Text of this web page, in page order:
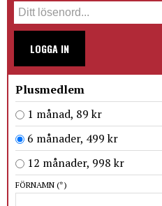
LOGGA IN
Plusmedlem
1 månad, 89 kr
6 månader, 499 kr
12 månader, 998 kr
FÖRNAMN (*)